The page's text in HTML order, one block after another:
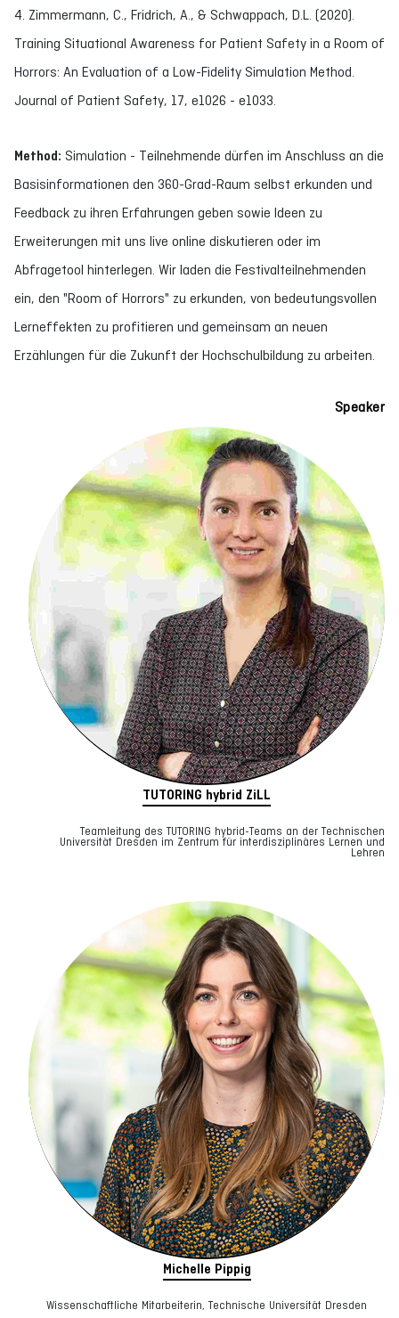
4. Zimmermann, C., Fridrich, A., & Schwappach, D.L. (2020).
Training Situational Awareness for Patient Safety in a Room of
Horrors: An Evaluation of a Low-Fidelity Simulation Method.
Journal of Patient Safety, 17, e1026 - e1033.
Method: Simulation - Teilnehmende dürfen im Anschluss an die
Basisinformationen den 360-Grad-Raum selbst erkunden und
Feedback zu ihren Erfahrungen geben sowie Ideen zu
Erweiterungen mit uns live online diskutieren oder im
Abfragetool hinterlegen. Wir laden die Festivalteilnehmenden
ein, den "Room of Horrors" zu erkunden, von bedeutungsvollen
Lerneffekten zu profitieren und gemeinsam an neuen
Erzählungen für die Zukunft der Hochschulbildung zu arbeiten.
Speaker
TUTORING hybrid ZiLL
Teamleitung des TUTORING hybrid-Teams an der Technischen
Universität Dresden im Zentrum für interdisziplinäres Lernen und
Lehren
Michelle Pippig
Wissenschaftliche Mitarbeiterin, Technische Universität Dresden